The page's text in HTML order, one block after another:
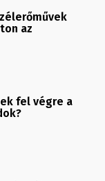
az
fel végre a